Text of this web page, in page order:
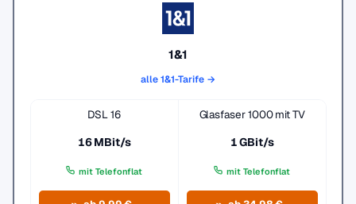
1&1
alle 1&1-Tarife →
DSL 16
16 MBit/s
mit Telefonflat
Glasfaser 1000 mit TV
1 GBit/s
mit Telefonflat